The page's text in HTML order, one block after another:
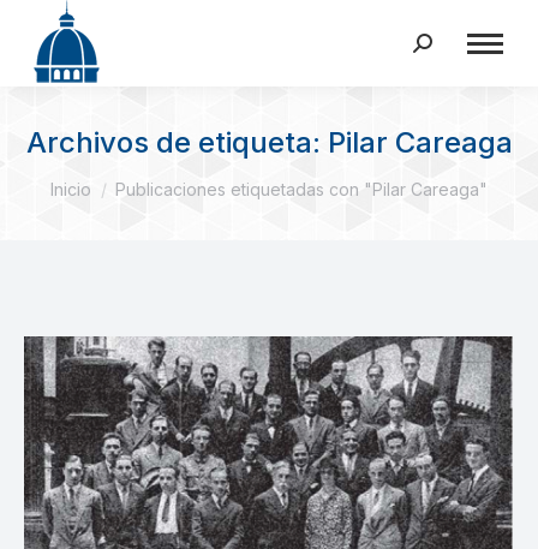
Buscar:
Archivos de etiqueta: Pilar Careaga
Estás aquí:
Inicio Publicaciones etiquetadas con "Pilar Careaga"